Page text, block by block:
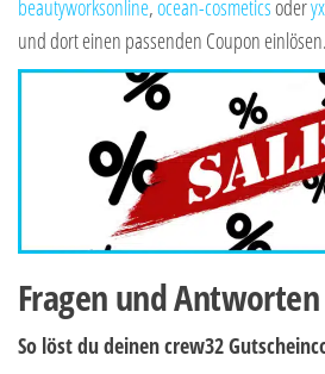
beautyworksonline,ocean-cosmeticsoder
und dort einen passenden Coupon einlösen.
Fragen und
So löst du deinen crew32